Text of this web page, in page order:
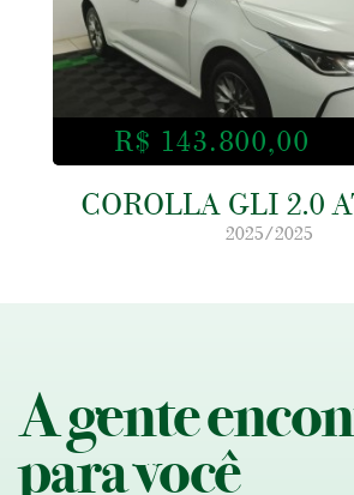
R$ 143.800,00
COROLLA GLI 2.0
2025/2025
A gente
para você